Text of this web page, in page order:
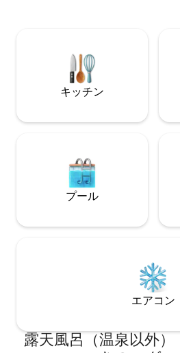
場所にあり、リラクゼーションと冒
拠点となります。 詳細はIG
@huckleberryhousepnwをご覧く
キッチン
プール
エアコン
露天風呂（温泉以外